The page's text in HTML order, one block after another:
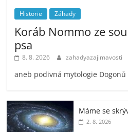
Historie Záhady
Koráb Nommo ze
psa
8. 8. 2026 zahadyazajimavosti
aneb podivná mytologie Dogonů
Máme se
2. 8. 2026